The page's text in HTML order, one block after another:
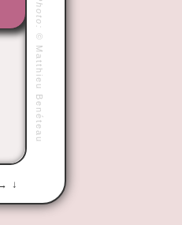
Photo:
©
Matthieu Benéteau
↓